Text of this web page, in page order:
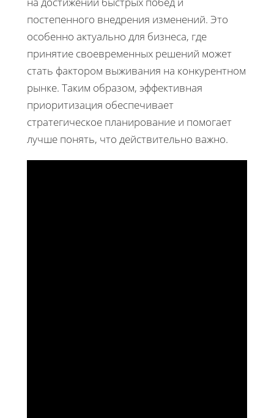
постепенного внедрения изменений. Это
особенно актуально для бизнеса, где
принятие своевременных решений может
стать фактором выживания на конкурентном
рынке. Таким образом, эффективная
приоритизация обеспечивает
стратегическое планирование и помогает
лучше понять, что действительно важно.